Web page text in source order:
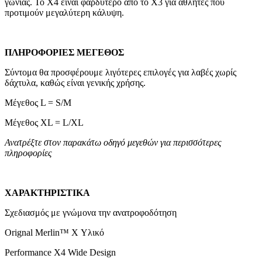
προτιμούν μεγαλύτερη κάλυψη.
ΠΛΗΡΟΦΟΡΙΕΣ ΜΕΓΕΘΟΣ
Σύντομα θα προσφέρουμε λιγότερες επιλογές για λαβές χωρίς
δάχτυλα, καθώς είναι γενικής χρήσης.
Μέγεθος L = S/M
Μέγεθος XL = L/XL
Ανατρέξτε στον παρακάτω οδηγό μεγεθών για περισσότερες
πληροφορίες
ΧΑΡΑΚΤΗΡΙΣΤΙΚΑ
Σχεδιασμός με γνώμονα την ανατροφοδότηση
Orignal Merlin™ X Υλικό
Performance X4 Wide Design